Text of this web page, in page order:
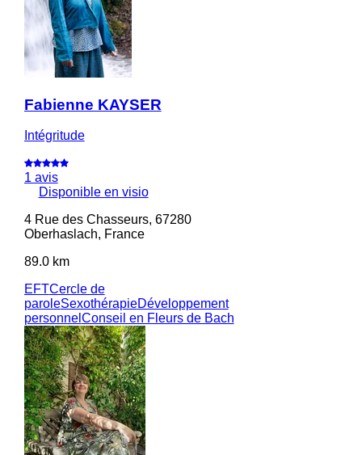
Fabienne KAYSER
Intégritude
1 avis
Disponible en visio
4 Rue des Chasseurs, 67280
Oberhaslach, France
89.0 km
EFTCercle de
paroleSexothérapieDéveloppement
personnel Conseil en Fleurs de Bach